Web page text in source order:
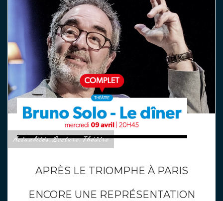
Actualités,Lecture,Théâtre
APRÈS LE TRIOMPHE À PARIS
ENCORE UNE REPRÉSENTATION